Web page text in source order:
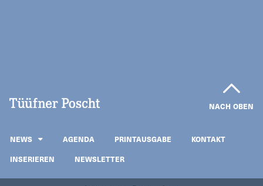
NACH OBEN
NEWS AGENDA PRINTAUSGABE
KONTAKT
INSERIEREN
NEWSLETTER